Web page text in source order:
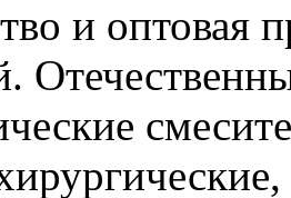
и оптовая